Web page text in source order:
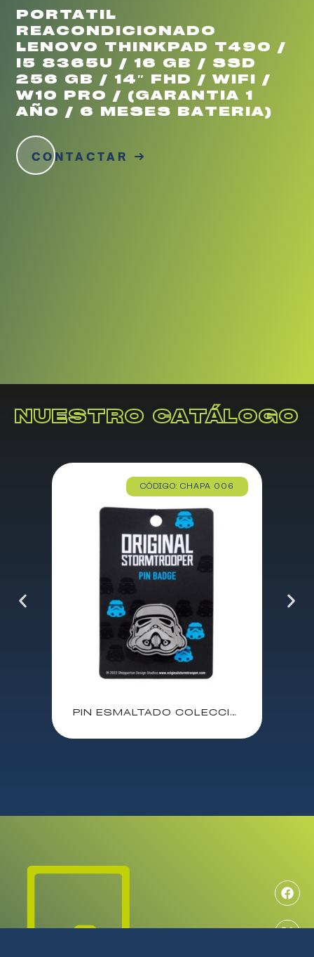
PORTATIL
REACONDICIONADO
LENOVO THINKPAD T490 /
I5 8365U / 16 GB / SSD
256 GB / 14″ FHD / WIFI /
W10 PRO / (GARANTIA 1
AÑO / 6 MESES BATERIA)
CONTACTAR
NUESTRO CATÁLOGO
CÓDIGO: CHAPA 006
PIN ESMALTADO COLECCIONABLE STAR WARS SOLDADO IMPERIAL STORMTROOPER CASCO ORIGINAL / METAL-ESMALTE